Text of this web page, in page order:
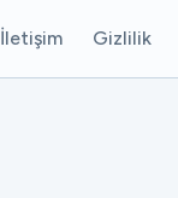
İletişim Gizlilik